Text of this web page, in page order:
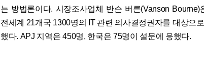
는 방법론이다. 시장조사업체 반슨 버른(Vanson
전세계 21개국 1300명의 IT 관련 의사결정권자를 대상으
했다. APJ 지역은 450명, 한국은 75명이 설문에 응했다.